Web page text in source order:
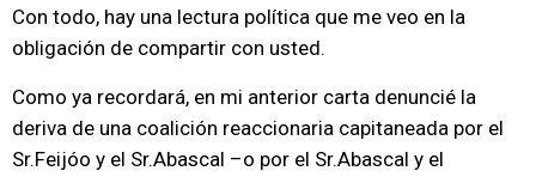
Con todo, hay una lectura política que me veo en la
obligación de compartir con usted.
Como ya recordará, en mi anterior carta denuncié la
deriva de una coalición reaccionaria capitaneada por el
Sr.Feijóo y el Sr.Abascal –o por el Sr.Abascal y el